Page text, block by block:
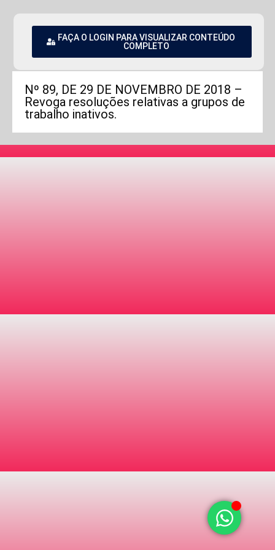
FAÇA O LOGIN PARA VISUALIZAR CONTEÚDO
COMPLETO
Nº 89, DE 29 DE NOVEMBRO DE 2018 –
Revoga resoluções relativas a grupos de
trabalho inativos.